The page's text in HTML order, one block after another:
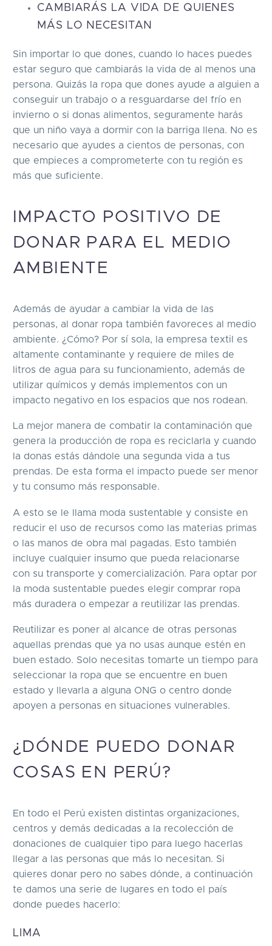
CAMBIARÁS LA VIDA DE QUIENES
MÁS LO NECESITAN
Sin importar lo que dones, cuando lo haces puedes
estar seguro que cambiarás la vida de al menos una
persona. Quizás la ropa que dones ayude a alguien a
conseguir un trabajo o a resguardarse del frío en
invierno o si donas alimentos, seguramente harás
que un niño vaya a dormir con la barriga llena. No es
necesario que ayudes a cientos de personas, con
que empieces a comprometerte con tu región es
más que suficiente.
IMPACTO POSITIVO DE
DONAR PARA EL MEDIO
AMBIENTE
Además de ayudar a cambiar la vida de las
personas, al donar ropa también favoreces al medio
ambiente. ¿Cómo? Por sí sola, la empresa textil es
altamente contaminante y requiere de miles de
litros de agua para su funcionamiento, además de
utilizar químicos y demás implementos con un
impacto negativo en los espacios que nos rodean.
La mejor manera de combatir la contaminación que
genera la producción de ropa es reciclarla y cuando
la donas estás dándole una segunda vida a tus
prendas. De esta forma el impacto puede ser menor
y tu consumo más responsable.
A esto se le llama moda sustentable y consiste en
reducir el uso de recursos como las materias primas
o las manos de obra mal pagadas. Esto también
incluye cualquier insumo que pueda relacionarse
con su transporte y comercialización. Para optar por
la moda sustentable puedes elegir comprar ropa
más duradera o empezar a reutilizar las prendas.
Reutilizar es poner al alcance de otras personas
aquellas prendas que ya no usas aunque estén en
buen estado. Solo necesitas tomarte un tiempo para
seleccionar la ropa que se encuentre en buen
estado y llevarla a alguna ONG o centro donde
apoyen a personas en situaciones vulnerables.
¿DÓNDE PUEDO DONAR
COSAS EN PERÚ?
En todo el Perú existen distintas organizaciones,
centros y demás dedicadas a la recolección de
donaciones de cualquier tipo para luego hacerlas
llegar a las personas que más lo necesitan. Si
quieres donar pero no sabes dónde, a continuación
te damos una serie de lugares en todo el país
donde puedes hacerlo:
LIMA